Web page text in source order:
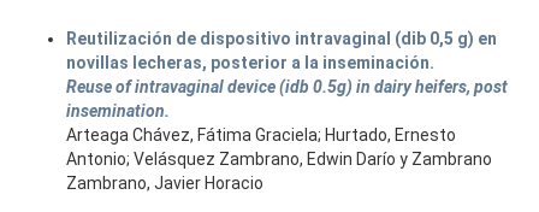
Reutilización de dispositivo intravaginal (dib 0,5 g) en
novillas lecheras, posterior a la inseminación.
Reuse of intravaginal device (idb 0.5g) in dairy heifers, post
insemination.
Arteaga Chávez, Fátima Graciela; Hurtado, Ernesto
Antonio; Velásquez Zambrano, Edwin Darío y Zambrano
Zambrano, Javier Horacio